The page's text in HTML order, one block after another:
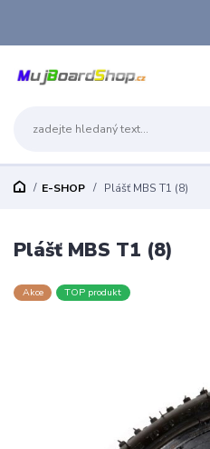
E-SHOP Plášť MBS T1 (8)
Plášť MBS T1 (8)
Akce TOP produkt